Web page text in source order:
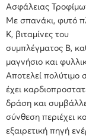
Ασφάλειας
Με σπανάκι, φυτό
Κ, βιταμίνες του
συμπλέγματος Β,
μαγνήσιο και
Αποτελεί πολύτιμο
έχει
δράση και
σύνθεση περιέχει
εξαιρετική πηγή